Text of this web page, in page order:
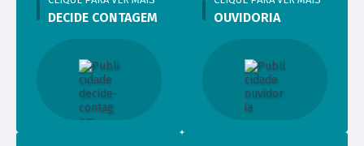
DECIDE CONTAGEM OUVIDORIA